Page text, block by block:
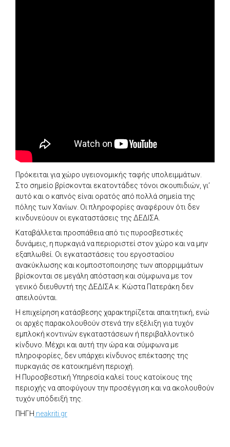
Πρόκειται για χώρο υγειονομικής ταφής υπολειμμάτων.
Στο σημείο βρίσκονται εκατοντάδες τόνοι σκουπιδιών, γι’
αυτό και ο καπνός είναι ορατός από πολλά σημεία της
πόλης των Χανίων. Οι πληροφορίες αναφέρουν ότι δεν
κινδυνεύουν οι εγκαταστάσεις της ΔΕΔΙΣΑ.
Καταβάλλεται προσπάθεια από τις πυροσβεστικές
δυνάμεις, η πυρκαγιά να περιοριστεί στον χώρο και να μην
εξαπλωθεί. Οι εγκαταστάσεις του εργοστασίου
ανακύκλωσης και κομποστοποιησης των απορριμμάτων
βρίσκονται σε μεγάλη απόσταση και σύμφωνα με τον
γενικό διευθυντή της ΔΕΔΙΣΑ κ. Κώστα Πατεράκη δεν
απειλούνται.
Η επιχείρηση κατάσβεσης χαρακτηρίζεται απαιτητική, ενώ
οι αρχές παρακολουθούν στενά την εξέλιξη για τυχόν
εμπλοκή κοντινών εγκαταστάσεων ή περιβαλλοντικό
κίνδυνο. Μέχρι και αυτή την ώρα και σύμφωνα με
πληροφορίες, δεν υπάρχει κίνδυνος επέκτασης της
πυρκαγιάς σε κατοικημένη περιοχή.
Η Πυροσβεστική Υπηρεσία καλεί τους κατοίκους της
περιοχής να αποφύγουν την προσέγγιση και να ακολουθούν
τυχόν υπόδειξή της.
ΠΗΓΗ neakriti.gr